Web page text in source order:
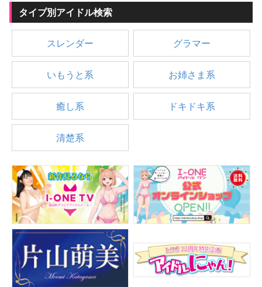
▶更新情報
▶個人情報保護について
よくあるご質問
会社概要
お問い合わせフォーム
タイプ別アイドル検索
スレンダー グラマー
いもうと系 お姉さま系
癒し系 ドキドキ系
清楚系